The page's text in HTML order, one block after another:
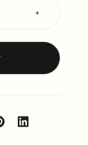
+